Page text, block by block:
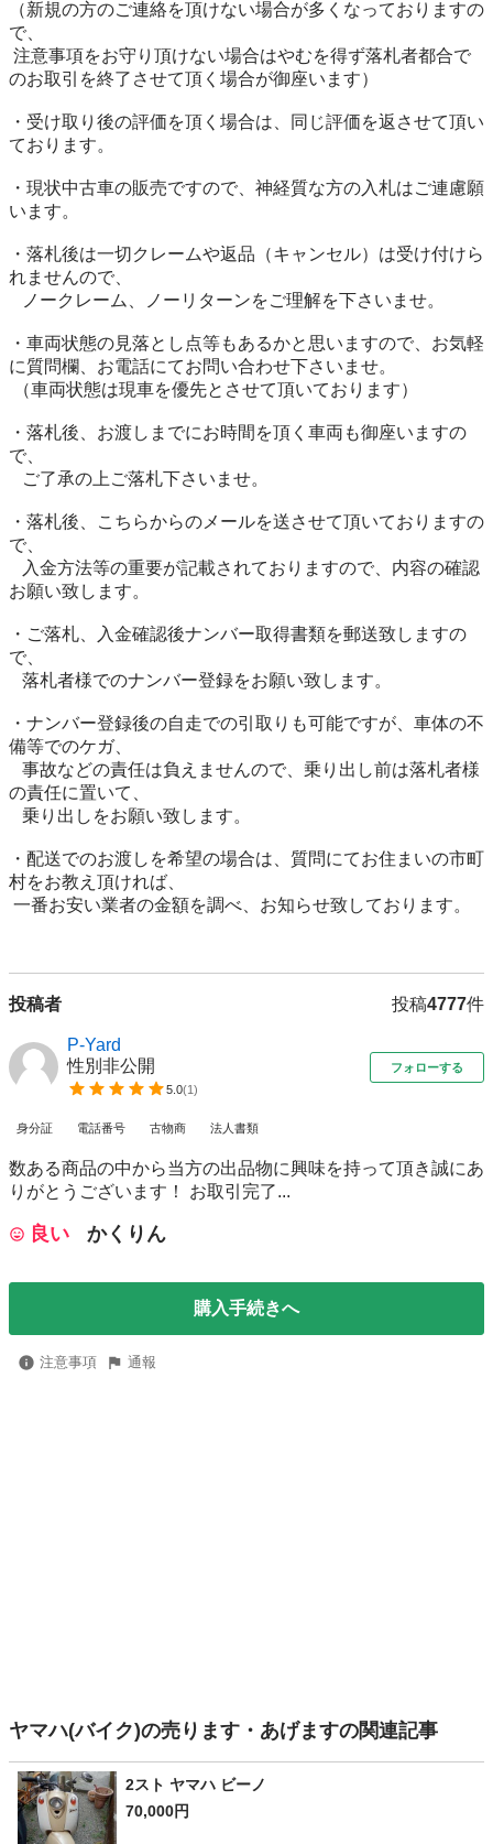
（新規の方のご連絡を頂けない場合が多くなっておりますの
で、
のお取引を終了させて頂く場合が御座います）
・受け取り後の評価を頂く場合は、同じ評価を返させて頂い
ております。
・現状中古車の販売ですので、神経質な方の入札はご連慮願
います。
・落札後は一切クレームや返品（キャンセル）は受け付けら
れませんので、
・車両状態の見落とし点等もあるかと思いますので、お気軽
に質問欄、お電話にてお問い合わせ下さいませ。
・落札後、お渡しまでにお時間を頂く車両も御座いますの
で、
・落札後、こちらからのメールを送させて頂いておりますの
で、
お願い致します。
・ご落札、入金確認後ナンバー取得書類を郵送致しますの
で、
・ナンバー登録後の自走での引取りも可能ですが、車体の不
備等でのケガ、
の責任に置いて、
・配送でのお渡しを希望の場合は、質問にてお住まいの市町
村をお教え頂ければ、
投稿者 投稿4777件
P-Yard
性別非公開
5.0(1)
フォローする
身分証 電話番号 古物商 法人書類
数ある商品の中から当方の出品物に興味を持って頂き誠にあ
りがとうございます！ お取引完了...
良い かくりん
購入手続きへ
注意事項 通報
ヤマハ(バイク)の売ります・あげますの関連記事
2スト ヤマハ ビーノ
70,000円